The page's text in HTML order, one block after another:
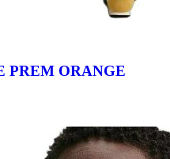
PREM ORANGE